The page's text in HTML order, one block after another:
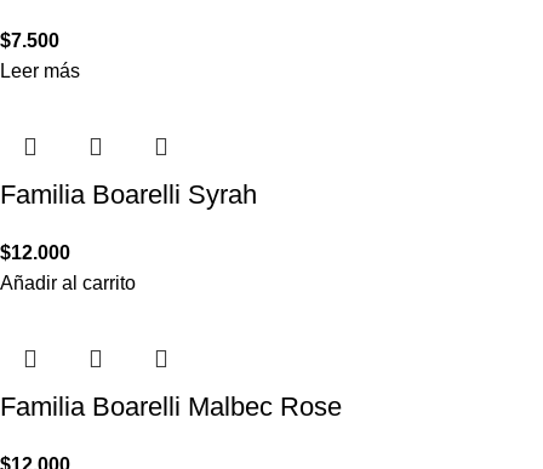
$7.500
Leer más
Familia Boarelli Syrah
$12.000
Añadir al carrito
Familia Boarelli Malbec Rose